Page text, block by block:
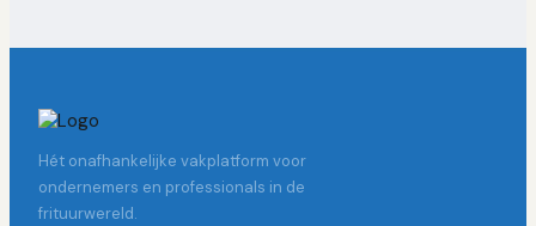
Hét onafhankelijke vakplatform voor
ondernemers en professionals in de
frituurwereld.